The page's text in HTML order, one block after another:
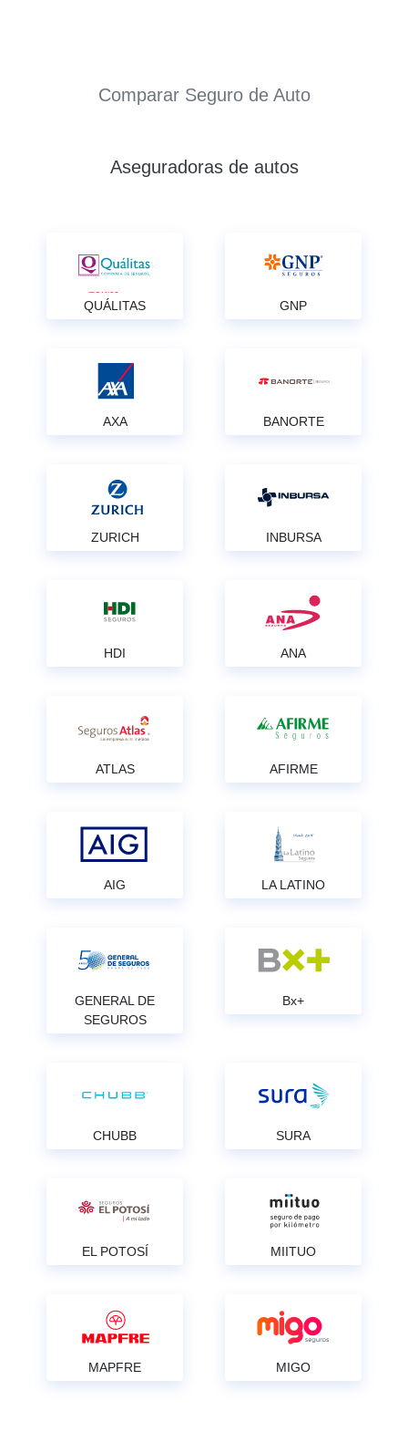
Comparar Seguro de Auto
Aseguradoras de autos
QUÁLITAS GNP
AXA BANORTE
ZURICH INBURSA
HDI ANA
ATLAS AFIRME
AIG LA LATINO
GENERAL DE
SEGUROS
Bx+
CHUBB SURA
EL POTOSÍ MIITUO
MAPFRE MIGO